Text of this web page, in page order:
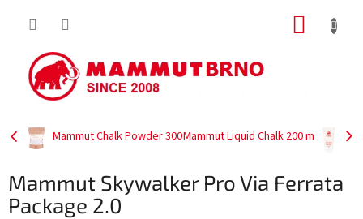
Mammut Chalk Powder 300Mammut Liquid Chalk 200 m
Mammut Skywalker Pro Via Ferrata
Package 2.0